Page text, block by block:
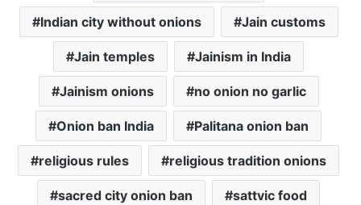
Indian city without onions Jain customs
Jain temples Jainism in India
Jainism onions no onion no garlic
Onion ban India Palitana onion ban
religious rules religious tradition onions
sacred city onion ban sattvic food